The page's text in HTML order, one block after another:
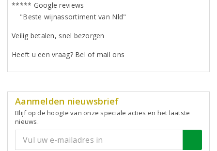
***** Google reviews
"Beste wijnassortiment van Nld"
Veilig betalen, snel bezorgen
Heeft u een vraag? Bel of mail ons
Aanmelden nieuwsbrief
Blijf op de hoogte van onze speciale acties en het laatste
nieuws.